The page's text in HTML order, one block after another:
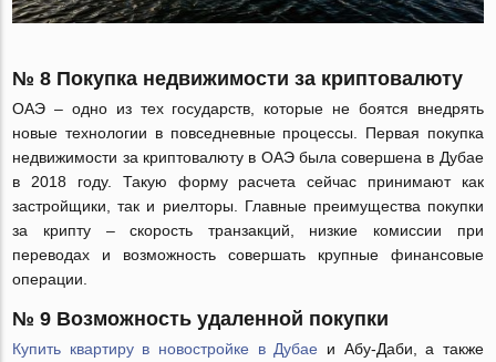
№ 8 Покупка недвижимости за криптовалюту
ОАЭ – одно из тех государств, которые не боятся внедрять
новые технологии в повседневные процессы. Первая покупка
недвижимости за криптовалюту в ОАЭ была совершена в Дубае
в 2018 году. Такую форму расчета сейчас принимают как
застройщики, так и риелторы. Главные преимущества покупки
за крипту – скорость транзакций, низкие комиссии при
переводах и возможность совершать крупные финансовые
операции.
№ 9 Возможность удаленной покупки
Купить квартиру в новостройке в Дубае и Абу-Даби, а также